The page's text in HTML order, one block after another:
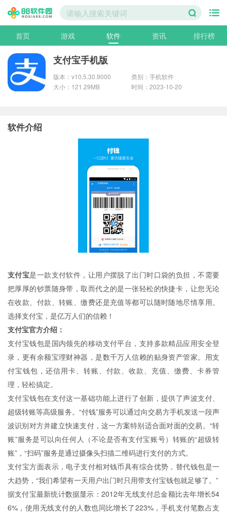
首页 游戏 软件 资讯 排行榜
支付宝手机版
版本：v10.5.30.9000
类别：手机软件
大小：121.29MB
时间：2023-10-20
软件介绍
支付宝是一款支付软件，让用户摆脱了出门时口袋的负担，不需要
把厚厚的钞票随身带，取而代之的是一张轻松的快捷卡，让您无论
在收款、付款、转账、缴费还是充值等都可以随时随地尽情享用。
选择支付宝，是亿万人们的信赖！
支付宝官方介绍：
支付宝钱包是国内领先的移动支付平台，支持多款精品应用安全登
录，更有余额宝理财神器，是数千万人信赖的贴身资产管家。用支
付宝钱包，还信用卡、转账、付款、收款、充值、缴费、卡券管
理，轻松搞定。
支付宝钱包在支付这一基础功能上进行了创新，提供了声波支付、
超级转账等高级服务。“付钱”服务可以通过向交易方手机发送一段声
波识别对方并建立快速支付，这一方案特别适合面对面的交易。“转
账”服务是可以向任何人（不论是否有支付宝账号）转账的“超级转
账”，“扫码”服务是通过摄像头扫描二维码进行支付的方式。
支付宝方面表示，电子支付相对钱币具有综合优势，替代钱包是一
大趋势，“我们希望有一天用户出门时只用带支付宝钱包就足够了。”
据支付宝最新统计数据显示：2012年无线支付总金额比去年增长54
6%，使用无线支付的人数也同比增长了223%，手机支付笔数占支